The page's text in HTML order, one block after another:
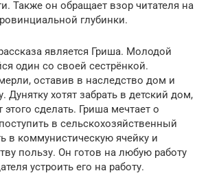
Также он обращает взор читателя на
глубинки.
является Гриша. Молодой
один со своей сестрёнкой.
оставив в наследство дом и
Дунятку хотят забрать в детский дом,
этого сделать. Гриша мечтает о
в сельскохозяйственный
в коммунистическую ячейку и
пользу. Он готов на любую работу
устроить его на работу.